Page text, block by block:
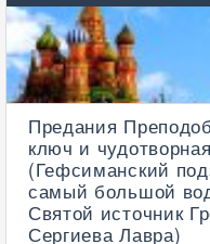
Предания
ключ и
(Гефсиманский
самый большой
Святой источник
Сергиева Лавра)